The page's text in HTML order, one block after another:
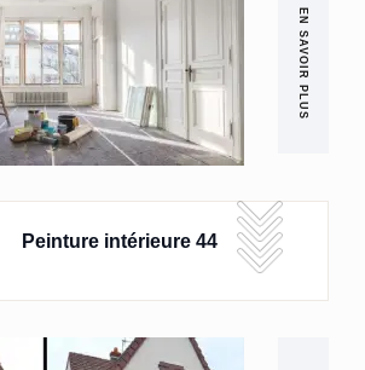
EN SAVOIR PLUS
Peinture intérieure 44